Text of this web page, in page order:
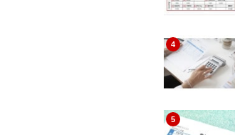
4
5